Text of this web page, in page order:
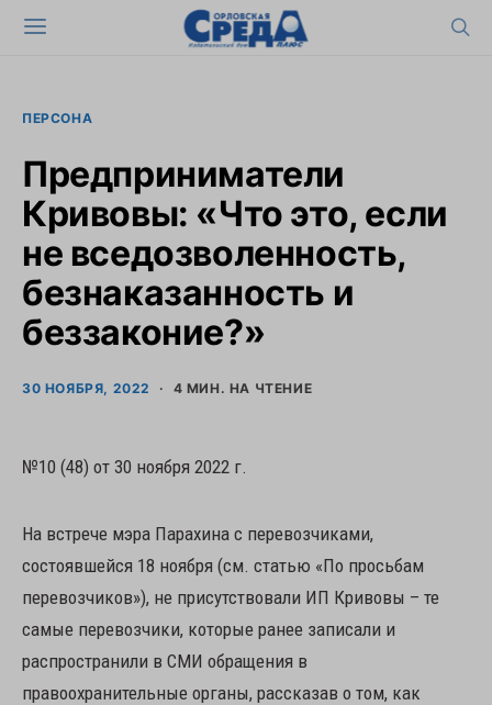
ПЕРСОНА
Предприниматели
Кривовы: «Что это, если
не вседозволенность,
безнаказанность и
беззаконие?»
30 НОЯБРЯ, 2022 4 МИН. НА ЧТЕНИЕ
№10 (48) от 30 ноября 2022 г.
На встрече мэра Парахина с перевозчиками,
состоявшейся 18 ноября (см. статью «По просьбам
перевозчиков»), не присутствовали ИП Кривовы – те
самые перевозчики, которые ранее записали и
распространили в СМИ обращения в
правоохранительные органы, рассказав о том, как